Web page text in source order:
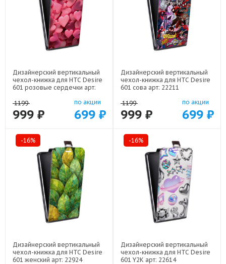
Дизайнерский вертикальный
чехол-книжка для HTC Desire
601 розовые сердечки арт:
1199
999 ₽
по акции
699 ₽
Дизайнерский вертикальный
чехол-книжка для HTC Desire
601 сова арт: 22211
1199
999 ₽
по акции
699 ₽
-16%
Дизайнерский вертикальный
чехол-книжка для HTC Desire
601 женский арт: 22924
-16%
Дизайнерский вертикальный
чехол-книжка для HTC Desire
601 Y2K арт: 22614